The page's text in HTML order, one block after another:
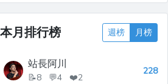
本月排行榜 週榜 月榜
站長阿川
📝8 💬4 ❤️2
228